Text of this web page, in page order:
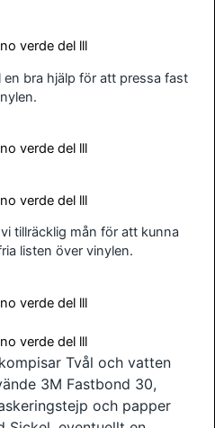
bra hjälp för att pressa fast
tillräcklig mån för att kunna
listen över vinylen.
Tvål och vatten
3M Fastbond 30,
och papper